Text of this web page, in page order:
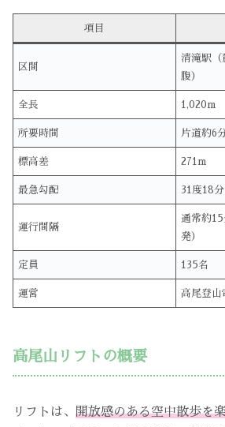
項目
区間
清滝駅（
腹）
全長 1,020m
所要時間 片道約6
標高差 271m
最急勾配 31度18
運行間隔
通常約
発）
定員 135名
運営 高尾登山
高尾山リフトの概要
リフトは、 開放感のある空中散歩を